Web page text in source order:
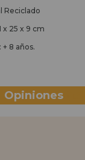
Reciclado
x 25 x 9 cm
8 años.
Opiniones